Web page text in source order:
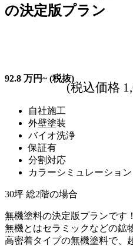
の決定版プラン
92.8 万円~(税抜)
(税込価格
自社施工
外壁塗装
バイオ洗浄
保証有
分割対応
カラーシミュレーション
30坪 総2階の場合
無機塗料の決定版プランです！
無機とはセラミックなどの鉱
高密着タイプの無機塗料で、